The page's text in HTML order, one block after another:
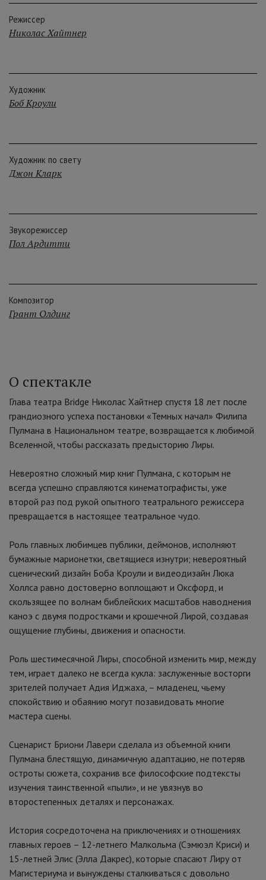
Режиссер
Николас Хайтнер
Художник
Боб Кроули
Художник по свету
Джон Кларк
Звукорежиссер
Пол Ардитти
Композитор
Грант Олдинг
О спектакле
Глава театра Bridge Николас Хайтнер спустя 18 лет после
грандиозного успеха постановки «Темных начал» Филипа
Пулмана в Национальном театре, возвращается к любимой
Вселенной, чтобы рассказать предысторию Лиры.
Невероятно сложный мир книг Пулмана, с которым не
всегда успешно справляются кинематографисты, уже
второй раз под рукой опытного театрального режиссера
превращается в настоящее театральное чудо.
Роль главных любимцев публики, деймонов, исполняют
бумажные марионетки, светящиеся изнутри; невероятный
сценический дизайн Боба Кроули и видеодизайн Люка
Холлса равно достоверно воплощают и Оксфорд, и
скользящее по волнам библейских масштабов наводнения
каноэ с двумя подростками и крошечной Лирой, создавая
ощущение глубины, движения и опасности.
Роль шестимесячной Лиры, способной изменить мир, между
тем, играет далеко не всегда кукла: заслуженные восторги
зрителей получает Адия Иджаха, – младенец, чьему
спокойствию и обаянию могут позавидовать многие
мастера сцены.
Сценарист Бриони Лавери сделала из объемной книги
Пулмана блестящую, динамичную адаптацию, не потеряв
остроты сюжета, сохранив все философские подтексты
изучения таинственной «пыли», и не увязнув во
второстепенных деталях и персонажах.
История сосредоточена на приключениях и отношениях
главных героев – 12-летнего Малкольма (Сэмюэл Криси) и
15-летней Элис (Элла Дакрес), которые спасают Лиру от
Магистериума и вынуждены сталкиваться с довольно